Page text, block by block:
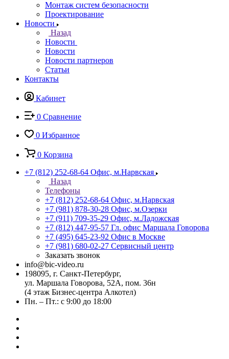
Монтаж систем безопасности
Проектирование
Новости
Назад
Новости
Новости
Новости партнеров
Статьи
Контакты
Кабинет
0 Сравнение
0 Избранное
0 Корзина
+7 (812) 252-68-64 Офис, м.Нарвская
Назад
Телефоны
+7 (812) 252-68-64 Офис, м.Нарвская
+7 (981) 878-30-28 Офис, м.Озерки
+7 (911) 709-35-29 Офис, м.Ладожская
+7 (812) 447-95-57 Гл. офис Маршала Говорова
+7 (495) 645-23-92 Офис в Москве
+7 (981) 680-02-27 Сервисный центр
Заказать звонок
info@bic-video.ru
198095, г. Санкт-Петербург,
ул. Маршала Говорова, 52А, пом. 36н
(4 этаж Бизнес-центра Алкотел)
Пн. – Пт.: с 9:00 до 18:00